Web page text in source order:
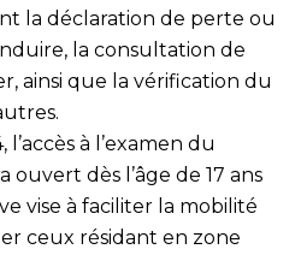
la déclaration de perte ou
la consultation de
ainsi que la vérification du
à l’examen du
ouvert dès l’âge de 17 ans
vise à faciliter la mobilité
ceux résidant en zone